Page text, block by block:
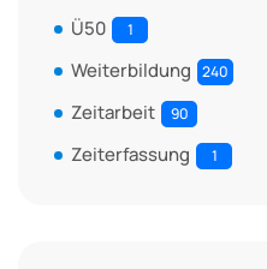
Ü50 1
Weiterbildung 240
Zeitarbeit 90
Zeiterfassung 1